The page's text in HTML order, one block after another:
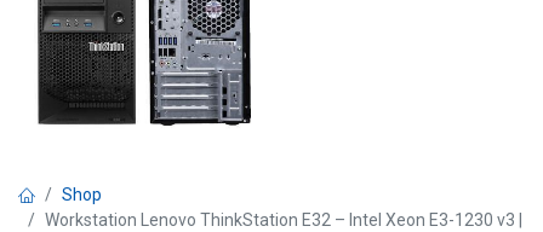
Shop
Workstation Lenovo ThinkStation E32 – Intel Xeon E3-1230 v3 |